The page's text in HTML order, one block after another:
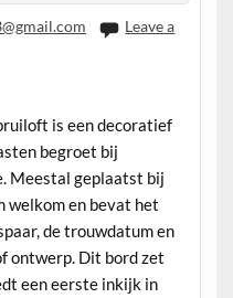
Leave a
is een decoratief
begroet bij
Meestal geplaatst bij
welkom en bevat het
de trouwdatum en
ontwerp. Dit bord zet
een eerste inkijk in